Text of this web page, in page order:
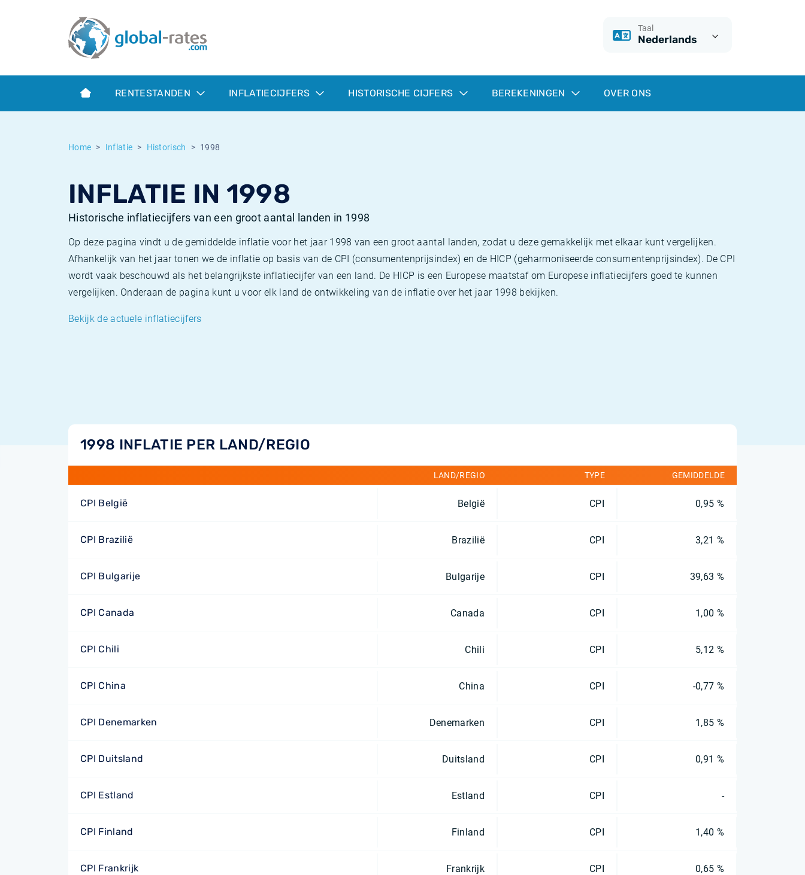
Taal
Nederlands
RENTESTANDEN INFLATIECIJFERS HISTORISCHE CIJFERS BEREKENINGEN OVER ONS
Home Inflatie Historisch 1998
INFLATIE IN 1998
Historische inflatiecijfers van een groot aantal landen in 1998
Op deze pagina vindt u de gemiddelde inflatie voor het jaar 1998 van een groot aantal landen, zodat u deze gemakkelijk met elkaar kunt vergelijken.
Afhankelijk van het jaar tonen we de inflatie op basis van de CPI (consumentenprijsindex) en de HICP (geharmoniseerde consumentenprijsindex). De CPI
wordt vaak beschouwd als het belangrijkste inflatiecijfer van een land. De HICP is een Europese maatstaf om Europese inflatiecijfers goed te kunnen
vergelijken. Onderaan de pagina kunt u voor elk land de ontwikkeling van de inflatie over het jaar 1998 bekijken.
Bekijk de actuele inflatiecijfers
1998 INFLATIE PER LAND/REGIO
LAND/REGIO TYPE GEMIDDELDE
CPI België België CPI 0,95 %
CPI Brazilië Brazilië CPI 3,21 %
CPI Bulgarije Bulgarije CPI 39,63 %
CPI Canada Canada CPI 1,00 %
CPI Chili Chili CPI 5,12 %
CPI China China CPI -0,77 %
CPI Denemarken Denemarken CPI 1,85 %
CPI Duitsland Duitsland CPI 0,91 %
CPI Estland Estland CPI -
CPI Finland Finland CPI 1,40 %
CPI Frankrijk Frankrijk CPI 0,65 %
Term SOFR
Wat is CPI inflatie?
Wat is HICP inflatie?
Europese inflatie - HICP
Euribor historie
ESTER historie
Historische inflatie
Inflatiecalculator